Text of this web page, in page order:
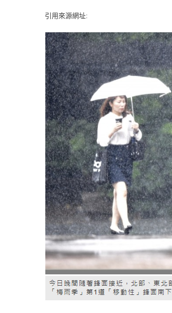
引用來源網址: